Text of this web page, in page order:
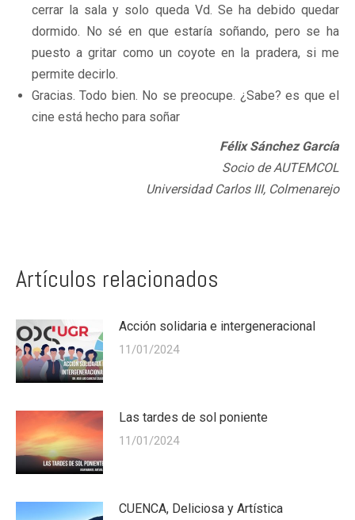
cerrar la sala y solo queda Vd. Se ha debido quedar
dormido. No sé en que estaría soñando, pero se ha
puesto a gritar como un coyote en la pradera, si me
permite decirlo.
Gracias. Todo bien. No se preocupe. ¿Sabe? es que el
cine está hecho para soñar
Félix Sánchez García
Socio de AUTEMCOL
Universidad Carlos III, Colmenarejo
Artículos relacionados
Acción solidaria e intergeneracional
11/01/2024
Las tardes de sol poniente
11/01/2024
CUENCA, Deliciosa y Artística